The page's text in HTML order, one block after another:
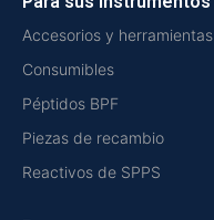
Accesorios y herramientas
Consumibles
Péptidos BPF
Piezas de recambio
Reactivos de SPPS